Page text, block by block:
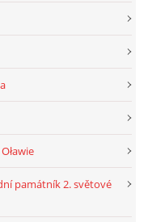
památník 2. světové